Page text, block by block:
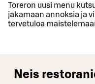
Toreron uusi menu
jakamaan annoksia ja
tervetuloa
Neis